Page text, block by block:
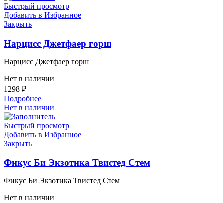
Быстрый просмотр
Добавить в Избранное
Закрыть
Нарцисс Джетфаер горш
Нарцисс Джетфаер горш
Нет в наличии
1298 ₽
Подробнее
Нет в наличии
Быстрый просмотр
Добавить в Избранное
Закрыть
Фикус Би Экзотика Твистед Стем
Фикус Би Экзотика Твистед Стем
Нет в наличии